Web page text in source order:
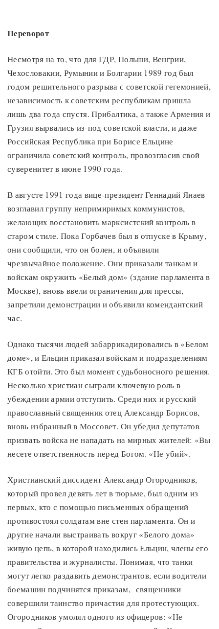
Переворот
Несмотря на то, что для ГДР, Польши, Венгрии,
Чехословакии, Румынии и Болгарии 1989 год был
годом решительного разрыва с советской гегемонией,
независимость к советским республикам пришла
лишь два года спустя. Прибалтика, а также Армения и
Грузия вырвались из-под советской власти, и даже
Российская Республика при Борисе Ельцине
ограничила советский контроль, провозгласив свой
суверенитет в июне 1990 года.
В августе 1991 года вице-президент Геннадий Янаев
возглавил группу непримиримых коммунистов,
желающих восстановить марксистский контроль в
старом стиле. Пока Горбачев был в отпуске в Крыму,
они сообщили, что он болен, и объявили
чрезвычайное положение. Они приказали танкам и
войскам окружить «Белый дом» (здание парламента в
Москве), вновь ввели ограничения для прессы,
запретили демонстрации и объявили комендантский
час.
Однако тысячи людей забаррикадировались в «Белом
доме», и Ельцин приказал войскам и подразделениям
КГБ отойти. Это был момент судьбоносного решения.
Несколько христиан сыграли ключевую роль в
убеждении армии отступить. Среди них и русский
православный священник отец Александр Борисов,
вновь избранный в Моссовет. Он убедил депутатов
призвать войска не нападать на мирных жителей: «Вы
несете ответственность перед Богом. «Не убий».
Христианский диссидент Александр Огородников,
который провел девять лет в тюрьме, был одним из
первых, кто с помощью письменных обращений
противостоял солдатам вне стен парламента. Он и
другие начали выстраивать вокруг «Белого дома»
живую цепь, в которой находились Ельцин, члены его
правительства и журналисты. Понимая, что танки
могут легко раздавить демонстрантов, если водители
боемашин подчинятся приказам, священники
совершили таинство причастия для протестующих.
Огородников умолял одного из офицеров: «Не